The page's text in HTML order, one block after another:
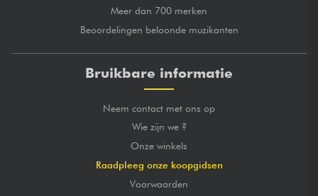
Meer dan 700 merken
Beoordelingen beloonde muzikanten
Bruikbare informatie
Neem contact met ons op
Wie zijn we ?
Onze winkels
Raadpleeg onze koopgidsen
Voorwaarden